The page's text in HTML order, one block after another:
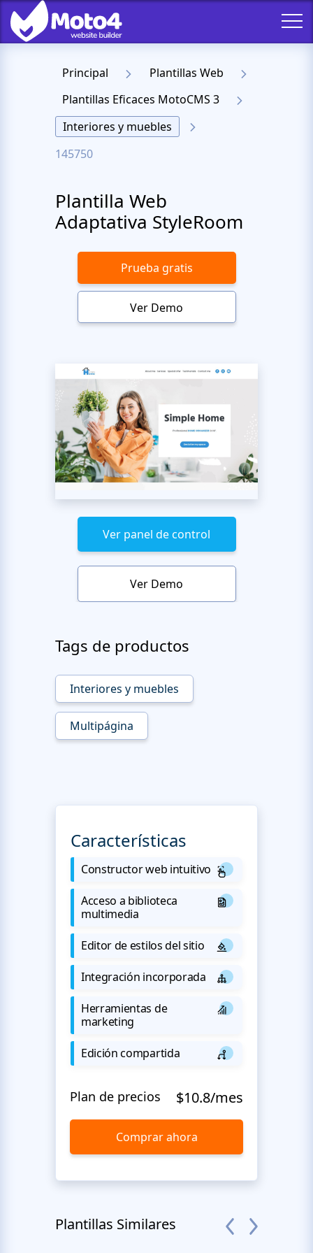
Principal
Plantillas Web
Plantillas Eficaces MotoCMS 3
Interiores y muebles
145750
Plantilla Web
Adaptativa StyleRoom
Prueba gratis
Ver Demo
Ver panel de control
Ver Demo
Tags de productos
Interiores y muebles
Multipágina
Características
Constructor web intuitivo
Acceso a biblioteca
multimedia
Editor de estilos del sitio
Integración incorporada
Herramientas de
marketing
Edición compartida
Plan de precios $10.8/mes
Comprar ahora
Plantillas Similares